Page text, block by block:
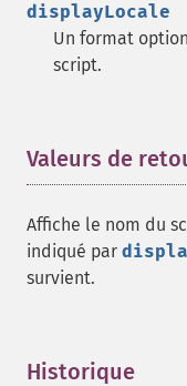
displayLocale
Un format
script.
Valeurs de
Affiche le nom du
indiqué par
survient.
Historique